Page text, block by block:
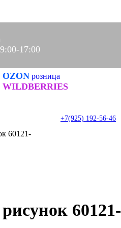
17:00
+7(925) 192-56-46
OZON розница
WILDBERRIES
60121-
60121-